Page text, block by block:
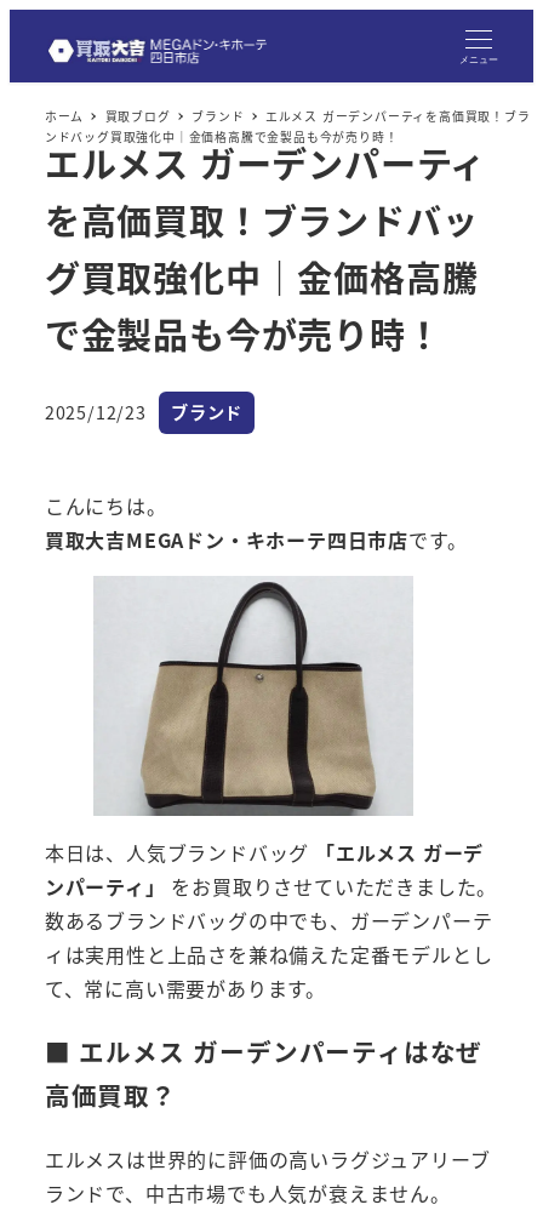
メニュー
ホーム 買取ブログ ブランド
エルメス ガーデンパーティを高価買取！ブラ
ンドバッグ買取強化中｜金価格高騰で金製品も今が売り時！
エルメス ガーデンパーティ
を高価買取！ブランドバッ
グ買取強化中｜金価格高騰
で金製品も今が売り時！
投稿日
2025/12/23 カテゴリー
ブランド
こんにちは。
買取大吉MEGAドン・キホーテ四日市店です。
本日は、人気ブランドバッグ
「エルメス ガーデ
ンパーティ」
をお買取りさせていただきました。
数あるブランドバッグの中でも、ガーデンパーテ
ィは実用性と上品さを兼ね備えた定番モデルとし
て、常に高い需要があります。
■ エルメス ガーデンパーティはなぜ
高価買取？
エルメスは世界的に評価の高いラグジュアリーブ
ランドで、中古市場でも人気が衰えません。